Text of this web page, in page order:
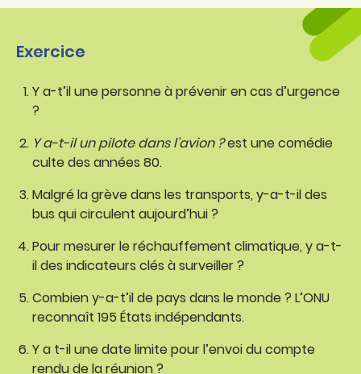
Exercice
Y a-t’il une personne à prévenir en cas d’urgence
?
Y a-t-il un pilote dans l’avion ?est une comédie
culte des années 80.
Malgré la grève dans les transports, y-a-t-il des
bus qui circulent aujourd’hui ?
Pour mesurer le réchauffement climatique, y a-t-
il des indicateurs clés à surveiller ?
Combien y-a-t’il de pays dans le monde ? L’ONU
reconnaît 195 États indépendants.
Y a t-il une date limite pour l’envoi du compte
rendu de la réunion ?